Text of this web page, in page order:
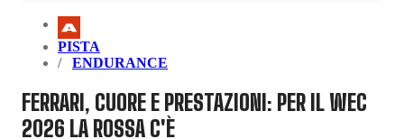
PISTA
ENDURANCE
FERRARI, CUORE E PRESTAZIONI: PER IL WEC
2026 LA ROSSA C'È